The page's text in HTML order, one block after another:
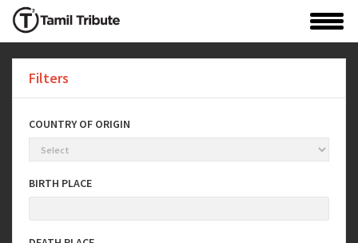
Filters
COUNTRY OF ORIGIN
BIRTH PLACE